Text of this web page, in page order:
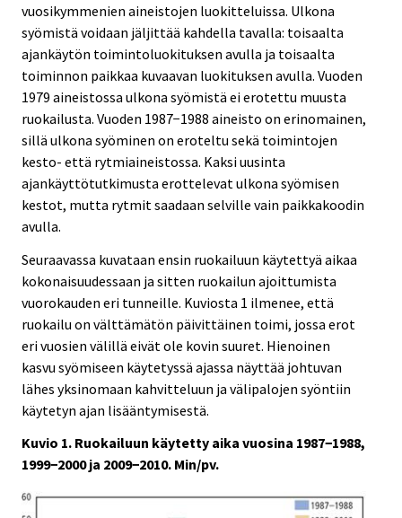
vuosikymmenien aineistojen luokitteluissa. Ulkona
syömistä voidaan jäljittää kahdella tavalla: toisaalta
ajankäytön toimintoluokituksen avulla ja toisaalta
toiminnon paikkaa kuvaavan luokituksen avulla. Vuoden
1979 aineistossa ulkona syömistä ei erotettu muusta
ruokailusta. Vuoden 1987−1988 aineisto on erinomainen,
sillä ulkona syöminen on eroteltu sekä toimintojen
kesto- että rytmiaineistossa. Kaksi uusinta
ajankäyttötutkimusta erottelevat ulkona syömisen
kestot, mutta rytmit saadaan selville vain paikkakoodin
avulla.
Seuraavassa kuvataan ensin ruokailuun käytettyä aikaa
kokonaisuudessaan ja sitten ruokailun ajoittumista
vuorokauden eri tunneille. Kuviosta 1 ilmenee, että
ruokailu on välttämätön päivittäinen toimi, jossa erot
eri vuosien välillä eivät ole kovin suuret. Hienoinen
kasvu syömiseen käytetyssä ajassa näyttää johtuvan
lähes yksinomaan kahvitteluun ja välipalojen syöntiin
käytetyn ajan lisääntymisestä.
Kuvio 1. Ruokailuun käytetty aika vuosina 1987−1988,
1999−2000 ja 2009−2010. Min/pv.